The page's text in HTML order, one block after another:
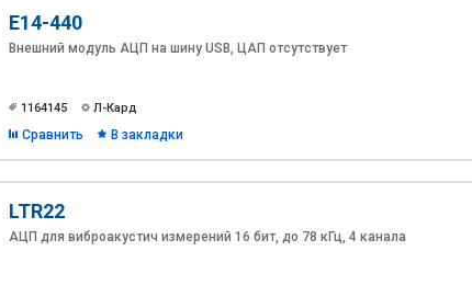
E14-440
Внешний модуль АЦП на шину USB, ЦАП отсутствует
1164145 Л-Кард
Сравнить В закладки
LTR22
АЦП для виброакустич измерений 16 бит, до 78 кГц, 4 канала